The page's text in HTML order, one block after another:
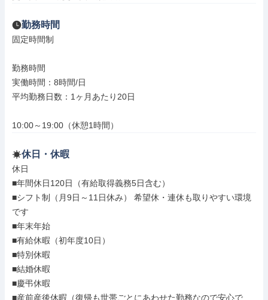
勤務時間
固定時間制
勤務時間
実働時間：8時間/日
平均勤務日数：1ヶ月あたり20日
10:00～19:00（休憩1時間）
休日・休暇
休日
■年間休日120日（有給取得義務5日含む）
■シフト制（月9日～11日休み） 希望休・連休も取りやすい環境
です
■年末年始
■有給休暇（初年度10日）
■特別休暇
■結婚休暇
■慶弔休暇
■産前産後休暇（復帰も世帯ごとにあわせた勤務なので安心で